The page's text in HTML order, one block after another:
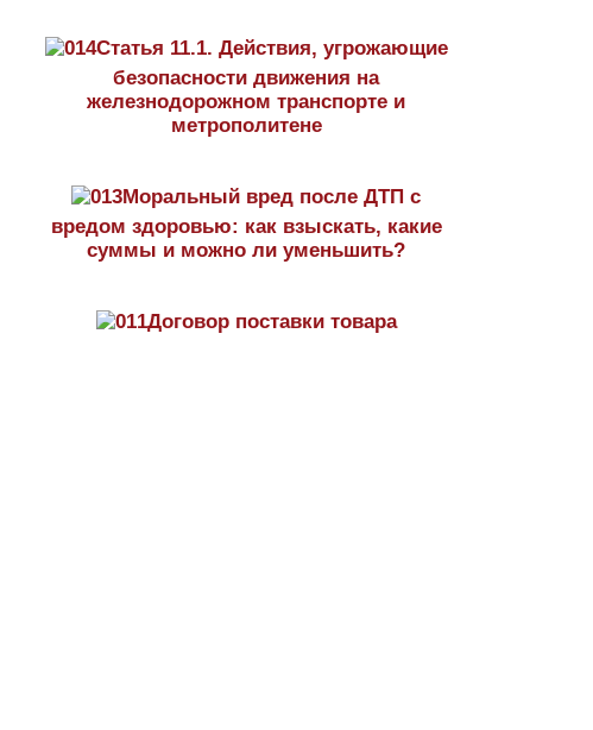
Статья 11.1. Действия, угрожающие
безопасности движения на
железнодорожном транспорте и
метрополитене
Моральный вред после ДТП с
вредом здоровью: как взыскать, какие
суммы и можно ли уменьшить?
Договор поставки товара